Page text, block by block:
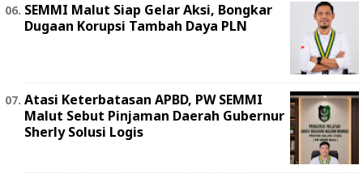
SEMMI Malut Siap Gelar Aksi, Bongkar
Dugaan Korupsi Tambah Daya PLN
Atasi Keterbatasan APBD, PW SEMMI
Malut Sebut Pinjaman Daerah Gubernur
Sherly Solusi Logis